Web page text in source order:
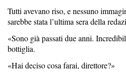
Tutti avevano riso, e nessuno
sarebbe stata l’ultima sera della
«Sono già passati due anni.
bottiglia.
«Hai deciso cosa farai, direttore?»